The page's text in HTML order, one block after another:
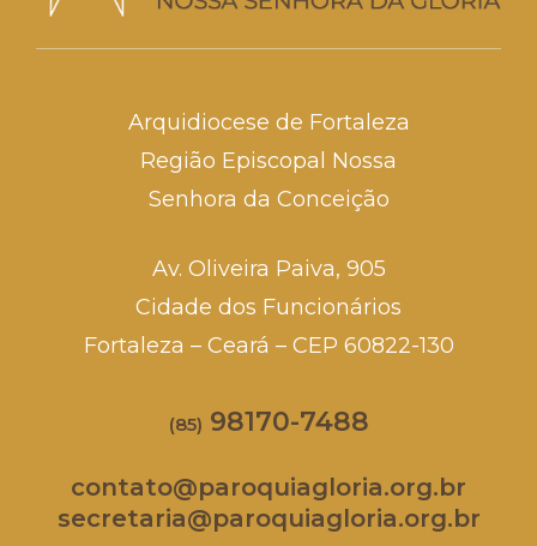
Arquidiocese de Fortaleza
Região Episcopal Nossa
Senhora da Conceição
Av. Oliveira Paiva, 905
Cidade dos Funcionários
Fortaleza – Ceará – CEP 60822-130
(85) 98170-7488
contato@paroquiagloria.org.br
secretaria@paroquiagloria.org.br